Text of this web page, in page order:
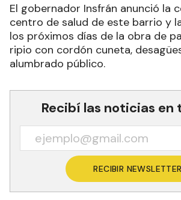
El gobernador Insfrán anunció la
centro de salud de este barrio y
los próximos días de la obra de
ripio con cordón cuneta,
alumbrado público.
Recibí las noticias en
RECIBIR NEWSLETTER